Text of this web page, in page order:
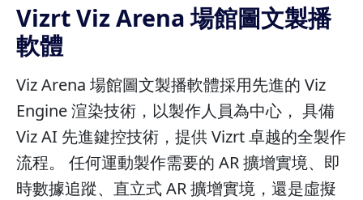
Vizrt Viz Arena 場館圖文製播
軟體
Viz Arena 場館圖文製播軟體採用先進的 Viz
Engine 渲染技術，以製作人員為中心， 具備
Viz AI 先進鍵控技術，提供 Vizrt 卓越的全製作
流程。 任何運動製作需要的 AR 擴增實境、即
時數據追蹤、直立式 AR 擴增實境，還是虛擬